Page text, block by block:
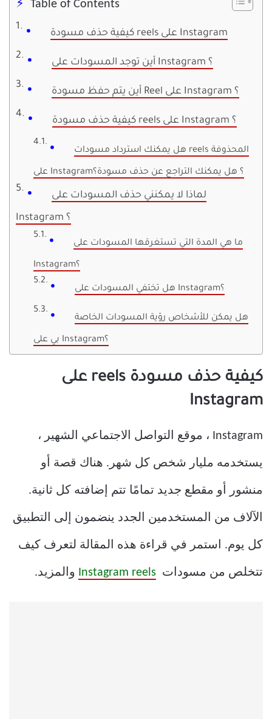
Table of Contents
كيفية حذف مسودة reels على Instagram
أين توجد المسودات على Instagram ؟
أين يتم حفظ مسودة Reel على Instagram ؟
كيفية حذف مسودة reels على Instagram ؟
هل يمكنك استرداد مسودات reels المحذوفة
على Instagram؟ هل يمكنك التراجع عن حذف مسودة؟
لماذا لا يمكنني حذف المسودات على
Instagram ؟
ما هي المدة التي تستغرقها المسودات على
Instagram؟
هل تختفي المسودات على Instagram؟
هل يمكن للأشخاص رؤية المسودات الخاصة
بي على Instagram؟
كيفية حذف مسودة reels على
Instagram
Instagram ، موقع التواصل الاجتماعي الشهير ،
يستخدمه مليار شخص كل شهر. هناك قصة أو
منشور أو مقطع جديد تمامًا تتم إضافته كل ثانية.
الآلاف من المستخدمين الجدد ينضمون إلى التطبيق
كل يوم. استمر في قراءة هذه المقالة لتعرف كيف
تتخلص من مسودات Instagram reels والمزيد.